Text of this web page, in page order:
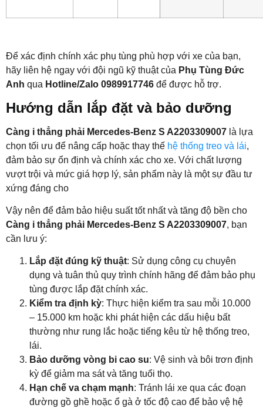
Để xác định chính xác phụ tùng phù hợp với xe của bạn,
hãy liên hệ ngay với đội ngũ kỹ thuật của Phụ Tùng Đức
Anh qua Hotline/Zalo 0989917746 để được hỗ trợ.
Hướng dẫn lắp đặt và bảo dưỡng
Càng i thẳng phải Mercedes-Benz S A2203309007 là lựa
chọn tối ưu để nâng cấp hoặc thay thế hệ thống treo và lái,
đảm bảo sự ổn định và chính xác cho xe. Với chất lượng
vượt trội và mức giá hợp lý, sản phẩm này là một sự đầu tư
xứng đáng cho
Vậy nên để đảm bảo hiệu suất tốt nhất và tăng độ bền cho
Càng i thẳng phải Mercedes-Benz S A2203309007, bạn
cần lưu ý:
Lắp đặt đúng kỹ thuật: Sử dụng công cụ chuyên
dụng và tuân thủ quy trình chính hãng để đảm bảo phụ
tùng được lắp đặt chính xác.
Kiểm tra định kỳ: Thực hiện kiểm tra sau mỗi 10.000
– 15.000 km hoặc khi phát hiện các dấu hiệu bất
thường như rung lắc hoặc tiếng kêu từ hệ thống treo,
lái.
Bảo dưỡng vòng bi cao su: Vệ sinh và bôi trơn định
kỳ để giảm ma sát và tăng tuổi thọ.
Hạn chế va chạm mạnh: Tránh lái xe qua các đoạn
đường gồ ghề hoặc ổ gà ở tốc độ cao để bảo vệ hệ